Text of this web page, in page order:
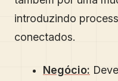
introduzindo
conectados.
Negócio: